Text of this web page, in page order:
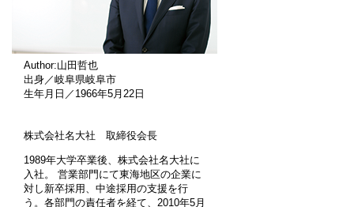
Author:山田哲也
出身／岐阜県岐阜市
生年月日／1966年5月22日
株式会社名大社 取締役会長
1989年大学卒業後、株式会社名大社に
入社。 営業部門にて東海地区の企業に
対し新卒採用、中途採用の支援を行
う。各部門の責任者を経て、2010年5月